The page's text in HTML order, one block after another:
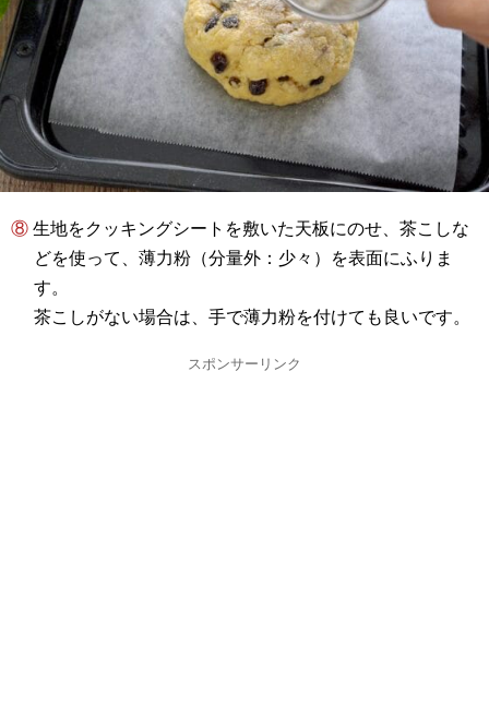
⑧ 生地をクッキングシートを敷いた天板にのせ、茶こしな
どを使って、薄力粉（分量外：少々）を表面にふりま
す。
茶こしがない場合は、手で薄力粉を付けても良いです。
スポンサーリンク